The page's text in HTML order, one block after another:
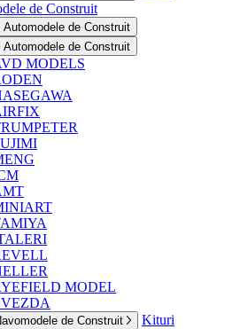
de Construit
Automodele de Construit
Automodele de Construit
MODELS
MODEL
de Construit
Kituri